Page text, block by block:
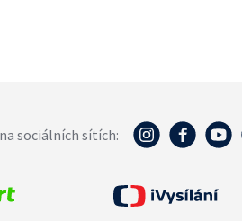
sociálních sítích: